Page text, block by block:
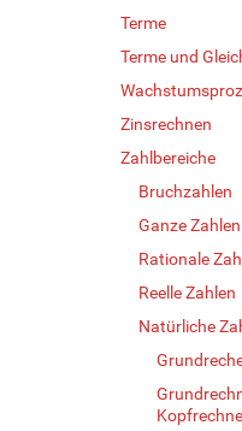
Terme
Terme und
Zinsrechnen
Zahlbereiche
Bruchzahlen
Ganze Zahlen
Rationale
Reelle Zahlen
Natürliche